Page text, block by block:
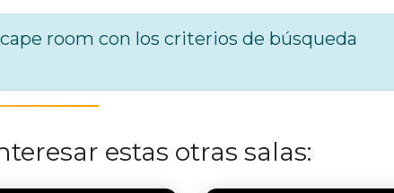
room con los criterios de búsqueda
estas otras salas: